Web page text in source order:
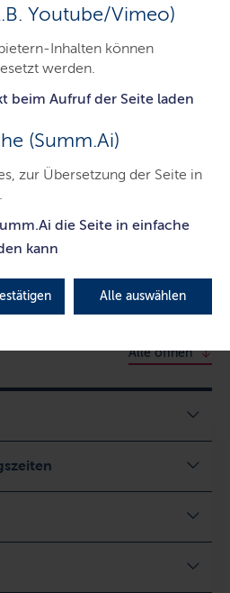
Youtube/Vimeo)
Inhalten können
werden.
beim Aufruf der Seite laden
(Summ.Ai)
zur Übersetzung der Seite in
die Seite in einfache
kann
Alle auswählen
Alle öffnen